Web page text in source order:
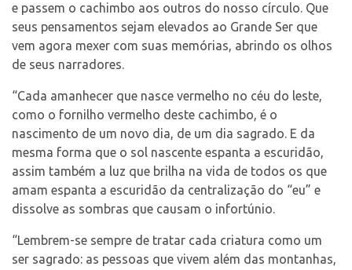
e passem o cachimbo aos outros do nosso círculo. Que
seus pensamentos sejam elevados ao Grande Ser que
vem agora mexer com suas memórias, abrindo os olhos
de seus narradores.
“Cada amanhecer que nasce vermelho no céu do leste,
como o fornilho vermelho deste cachimbo, é o
nascimento de um novo dia, de um dia sagrado. E da
mesma forma que o sol nascente espanta a escuridão,
assim também a luz que brilha na vida de todos os que
amam espanta a escuridão da centralização do “eu” e
dissolve as sombras que causam o infortúnio.
“Lembrem-se sempre de tratar cada criatura como um
ser sagrado: as pessoas que vivem além das montanhas,